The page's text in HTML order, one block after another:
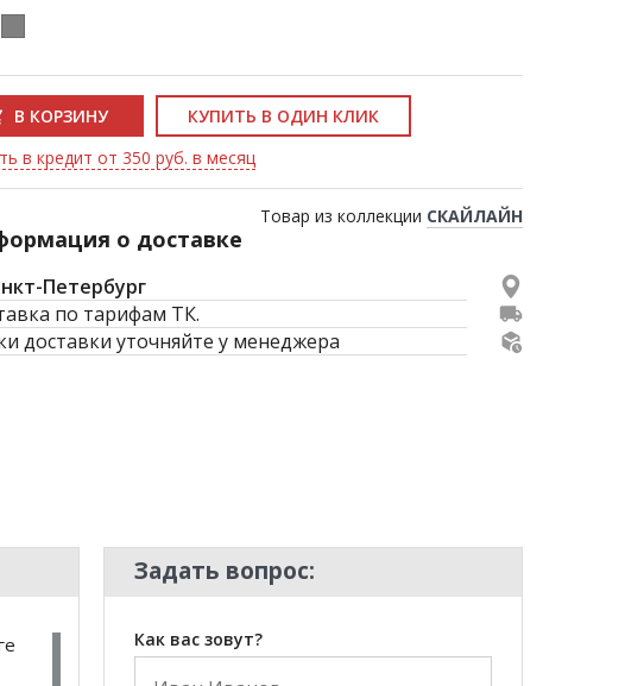
В КОРЗИНУ
КУПИТЬ В ОДИН КЛИК
в кредит от 350 руб. в месяц
Товар из коллекции СКАЙЛАЙН
о доставке
Петербург
по тарифам ТК.
доставки уточняйте у менеджера
Задать вопрос:
Как вас зовут?